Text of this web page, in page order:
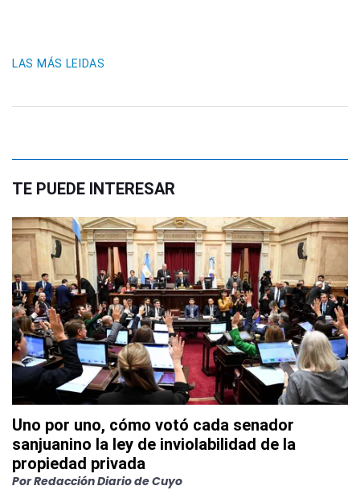
LAS MÁS LEIDAS
TE PUEDE INTERESAR
Uno por uno, cómo votó cada senador
sanjuanino la ley de inviolabilidad de la
propiedad privada
PorRedacción Diario de Cuyo